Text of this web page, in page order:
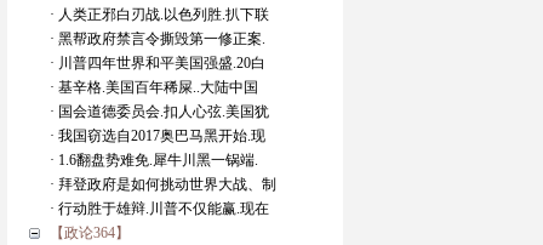
· 人类正邪白刃战.以色列胜.扒下联
· 黑帮政府禁言令撕毁第一修正案.
· 川普四年世界和平美国强盛.20白
· 基辛格.美国百年稀屎..大陆中国
· 国会道德委员会.扣人心弦.美国犹
· 我国窃选自2017奥巴马黑开始.现
· 1.6翻盘势难免.犀牛川黑一锅端.
· 拜登政府是如何挑动世界大战、制
· 行动胜于雄辩.川普不仅能赢.现在
【政论364】